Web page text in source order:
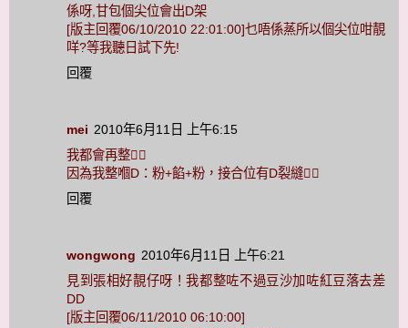
係呀,甘包個尖位會出D架
[版主回覆06/10/2010 22:01:00]乜唔係蒸所以個尖位咁靚
咩?等我聽日試下先!
回覆
mei 2010年6月11日 上午6:15
我都會再整！
因為我整嗰D：粉+餡+粉，接合位有D裂縫！
回覆
wongwong 2010年6月11日 上午6:21
見到張相好靚仔呀！我都整咗不過豆沙加咗紅豆落去差
DD
[版主回覆06/11/2010 06:10:00]